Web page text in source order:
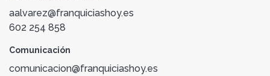
aalvarez@franquiciashoy.es
602 254 858
Comunicación
comunicacion@franquiciashoy.es